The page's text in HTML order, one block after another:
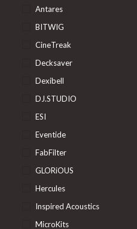
Antares
BITWIG
CineTreak
Decksaver
Dexibell
DJ.STUDIO
ESI
Eventide
FabFilter
GLORiOUS
Hercules
Inspired Acoustics
MicroKits